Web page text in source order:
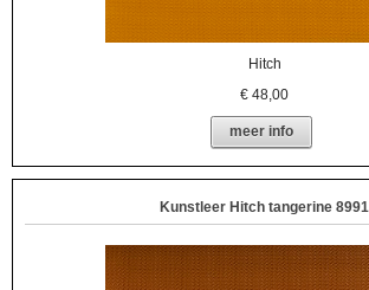
Hitch
€48,00
meer info
Kunstleer Hitch tangerine 8991